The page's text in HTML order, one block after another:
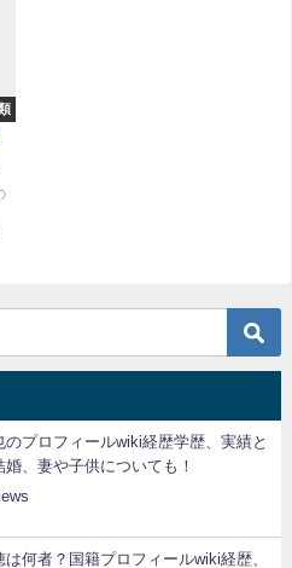
のプロフィールwiki経歴学歴、実績と
婚、妻や子供についても！
は何者？国籍プロフィールwiki経歴、